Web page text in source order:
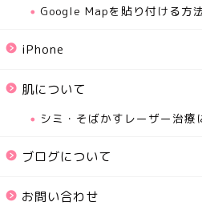
Google Mapを貼り付ける方
iPhone
肌について
シミ・そばかすレーザー治療
ブログについて
お問い合わせ